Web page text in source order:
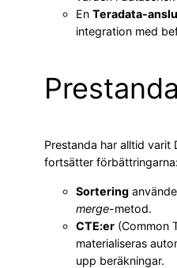
En Teradata-
integration med
Prestanda har alltid varit
fortsätter förbättringarna:
Sortering
merge-metod.
CTE:er (Common
materialiseras
upp beräkningar.